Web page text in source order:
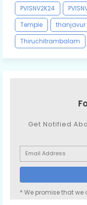
PVISNV2K24
Temple
thanjavur
Thiruchitrambalam
Get Notified
* We promise that we